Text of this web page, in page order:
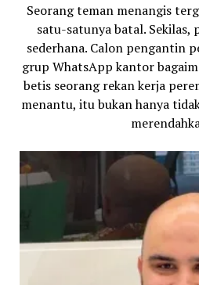
Seorang teman menangis
satu-satunya batal. Sekilas,
sederhana. Calon pengantin
grup WhatsApp kantor
betis seorang rekan kerja
menantu, itu bukan hanya